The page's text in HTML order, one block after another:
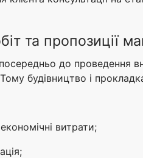
та пропозиції
до проведення
будівництво і
витрати;